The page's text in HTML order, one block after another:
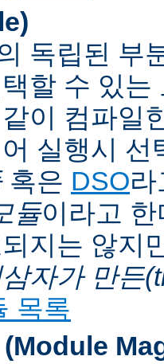
독립된 부
할 수 있
이 컴파일
실행시
혹은 DSO
듈이라고
지는 않지
자가 만든
목록
(Module